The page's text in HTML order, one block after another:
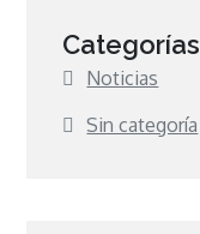
Categorías
Noticias
Sin categoría